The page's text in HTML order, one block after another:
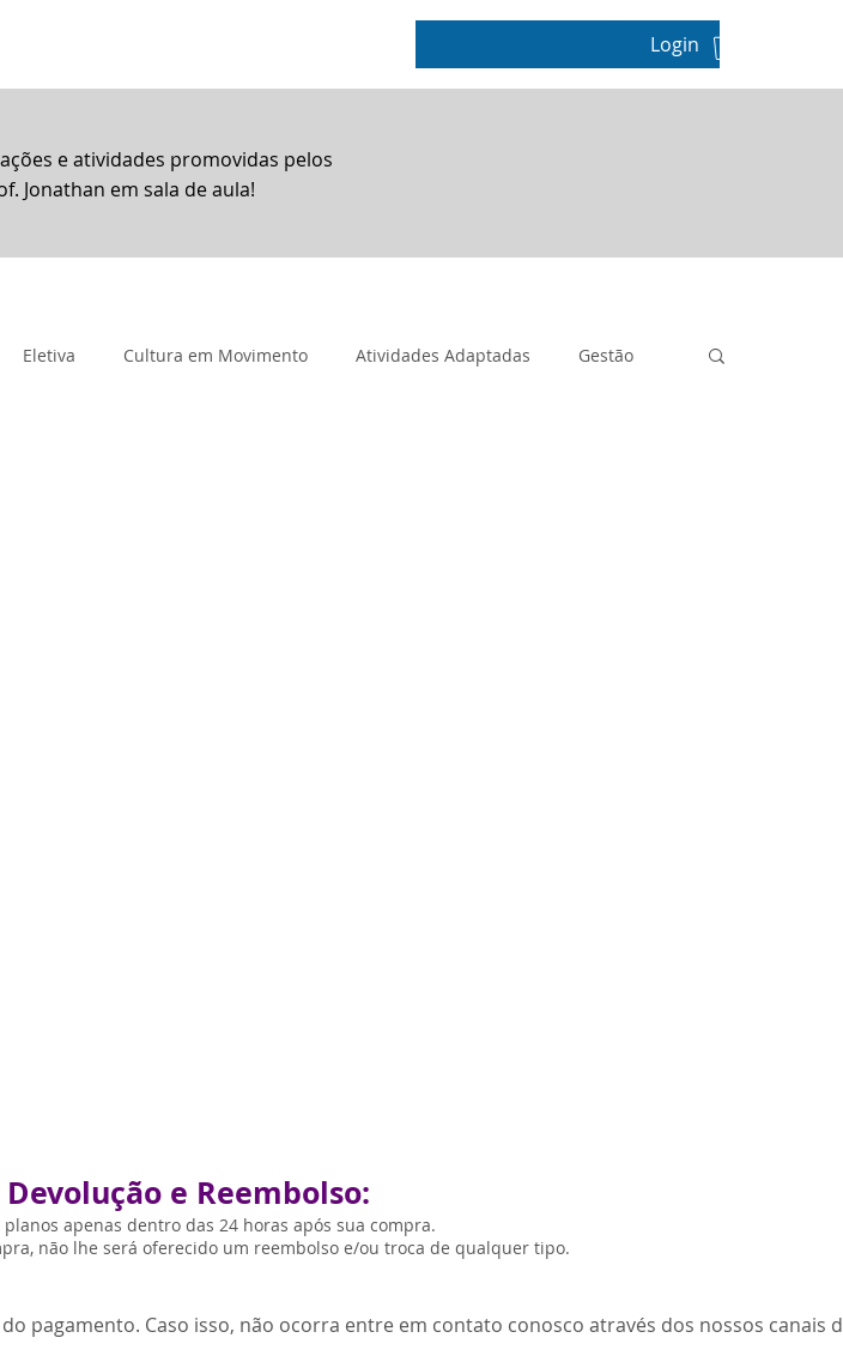
Login
e atividades promovidas pelos
Jonathan em sala de aula!
Eletiva Cultura em Movimento Atividades Adaptadas Gestão
e Reembolso:
apenas dentro das 24 horas após sua compra.
não lhe será oferecido um reembolso e/ou troca de qualquer tipo.
pagamento. Caso isso, não ocorra entre em contato conosco através dos nossos canais